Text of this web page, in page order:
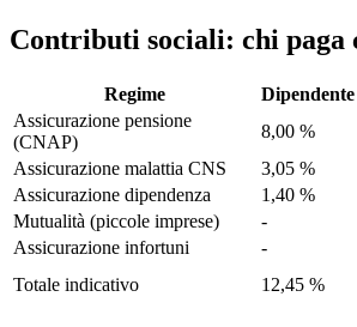
Contributi sociali: chi paga
Regime Dipendente
Assicurazione pensione
(CNAP)
8,00 %
Assicurazione malattia CNS
3,05 %
Assicurazione dipendenza
1,40 %
Mutualità (piccole imprese)
-
Assicurazione infortuni
-
Totale indicativo
12,45 %